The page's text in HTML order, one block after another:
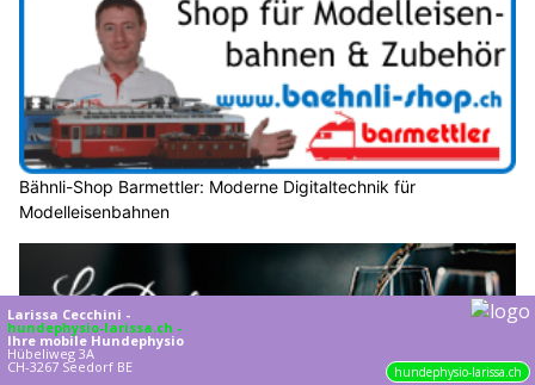
Bähnli-Shop Barmettler: Moderne Digitaltechnik für
Modelleisenbahnen